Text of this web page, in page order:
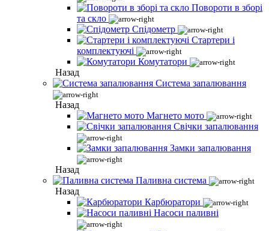
Повороти в зборі
та скло
Спідометр
Стартери і
комплектуючі
Комутатори
Назад
Система запалювання
Назад
Магнето мото
Свічки запалювання
Замки запалювання
Назад
Паливна система
Назад
Карбюратори
Насоси паливні